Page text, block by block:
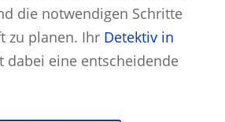
die notwendigen Schritte
zu planen. Ihr Detektiv in
dabei eine entscheidende